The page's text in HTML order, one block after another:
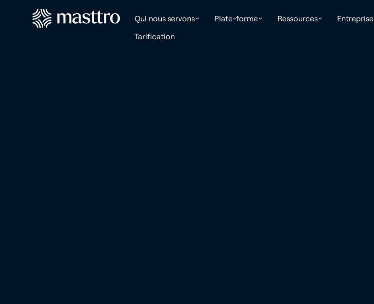
Qui nous servons Plate-forme Ressources Entreprise
Tarification